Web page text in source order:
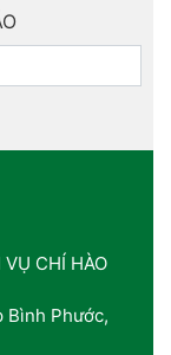
CHÍ HÀO
Bình Phước,